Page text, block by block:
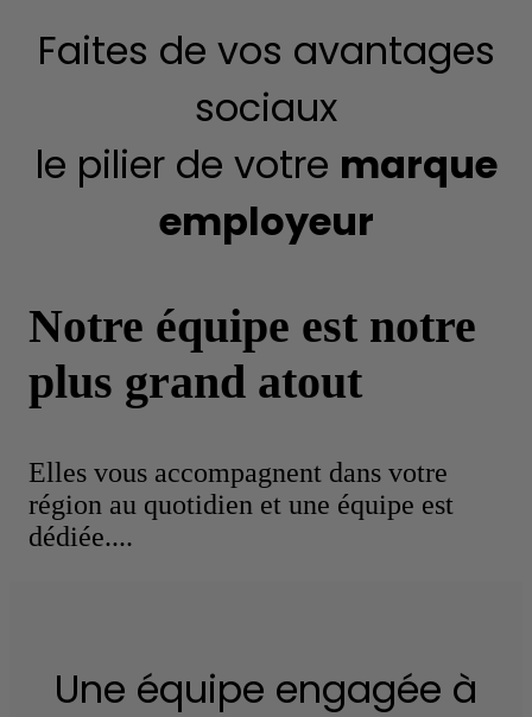
Faites de vos avantages
sociaux
le pilier de votre marque
employeur
Notre équipe est notre
plus grand atout
Elles vous accompagnent dans votre
région au quotidien et une équipe est
dédiée....
Une équipe engagée à